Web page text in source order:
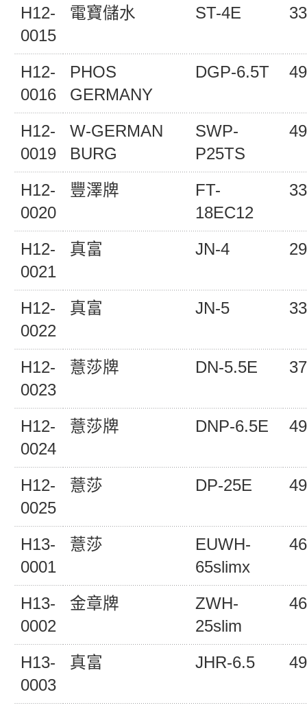
H12-
0015
電寶儲水 ST-4E 33
H12-
0016
PHOS
GERMANY
DGP-6.5T 49
H12-
0019
W-GERMAN
BURG
SWP-
P25TS
49
H12-
0020
豐澤牌
FT-
18EC12
33
H12-
0021
真富 JN-4 29
H12-
0022
真富 JN-5 33
H12-
0023
薏莎牌 DN-5.5E 37
H12-
0024
薏莎牌 DNP-6.5E 49
H12-
0025
薏莎 DP-25E 49
H13-
0001
薏莎
EUWH-
65slimx
46
H13-
0002
金章牌
ZWH-
25slim
46
H13-
0003
真富 JHR-6.5 49